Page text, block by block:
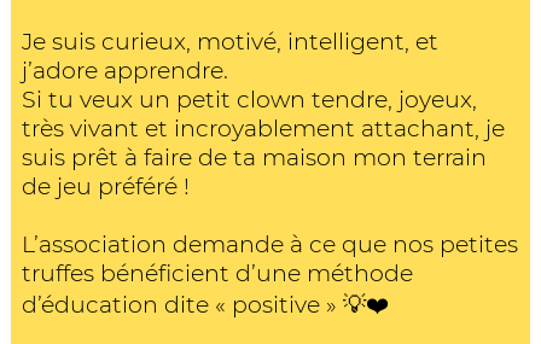
Je suis curieux, motivé, intelligent, et
j’adore apprendre.
Si tu veux un petit clown tendre, joyeux,
très vivant et incroyablement attachant, je
suis prêt à faire de ta maison mon terrain
de jeu préféré !
L’association demande à ce que nos petites
truffes bénéficient d’une méthode
d’éducation dite « positive » 💡❤️